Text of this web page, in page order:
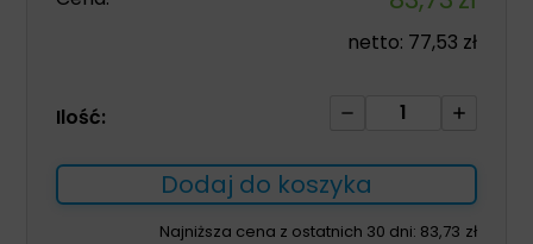
netto: 77,53 zł
Ilość:
ilość
Venoflex
Secret
kl.3
Dodaj do koszyka
Najniższa cena z ostatnich 30 dni: 83,73 zł